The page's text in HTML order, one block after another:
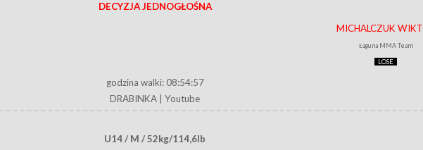
DECYZJA JEDNOGŁOŚNA
MICHALCZUK
Łaguna MMA Team
LOSE
godzina walki: 08:54:57
DRABINKA
Youtube
U14 / M / 52kg/114,6lb